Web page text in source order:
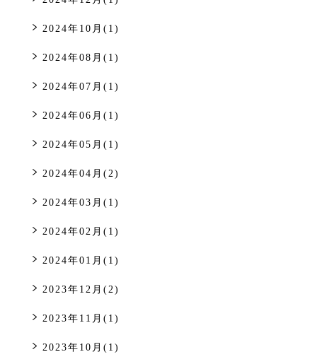
2024年10月(1)
2024年08月(1)
2024年07月(1)
2024年06月(1)
2024年05月(1)
2024年04月(2)
2024年03月(1)
2024年02月(1)
2024年01月(1)
2023年12月(2)
2023年11月(1)
2023年10月(1)